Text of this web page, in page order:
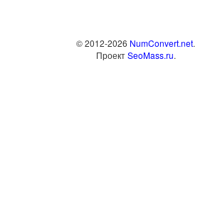
© 2012-2026 NumConvert.net.
ПроектSeoMass.ru.